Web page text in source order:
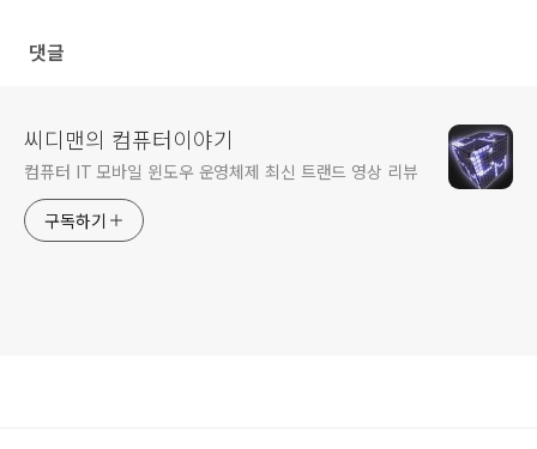
댓글
씨디맨의 컴퓨터이야기
컴퓨터 IT 모바일 윈도우 운영체제 최신 트랜드 영상 리뷰
구독하기